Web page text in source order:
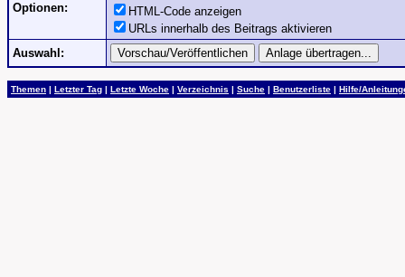
Optionen:
HTML-Code anzeigen
URLs innerhalb des Beitrags aktivieren
Auswahl:
Themen | Letzter Tag | Letzte Woche | Verzeichnis | Suche | Benutzerliste | Hilfe/